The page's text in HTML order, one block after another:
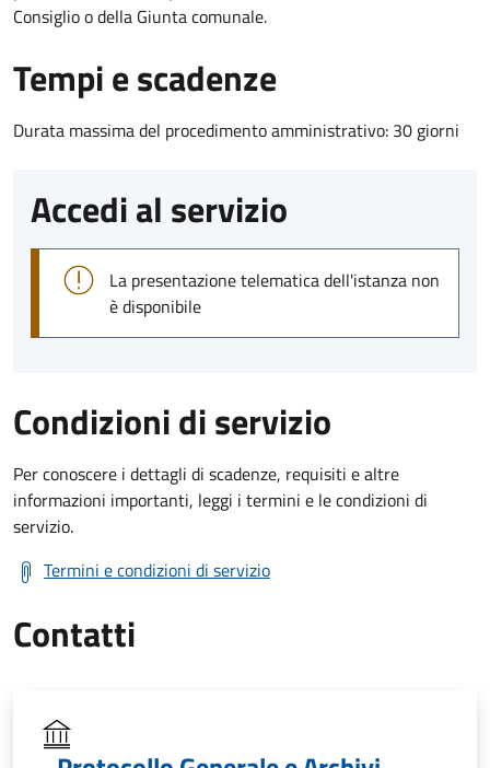
Consiglio o della Giunta comunale.
Tempi e scadenze
Durata massima del procedimento amministrativo: 30 giorni
Accedi al servizio
La presentazione telematica dell'istanza non
è disponibile
Condizioni di servizio
Per conoscere i dettagli di scadenze, requisiti e altre
informazioni importanti, leggi i termini e le condizioni di
servizio.
Termini e condizioni di servizio
Contatti